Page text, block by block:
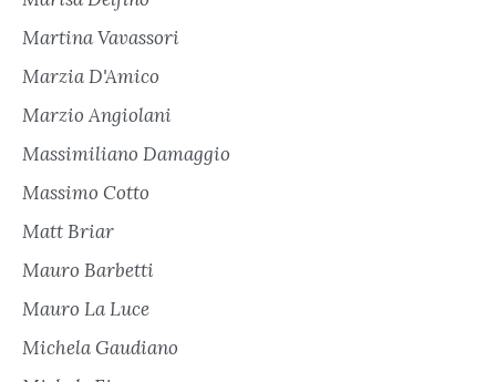
Martina Vavassori
Marzia D'Amico
Marzio Angiolani
Massimiliano Damaggio
Massimo Cotto
Matt Briar
Mauro Barbetti
Mauro La Luce
Michela Gaudiano